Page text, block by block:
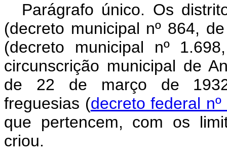
Parágrafo único. Os
(decreto municipal nº 864,
(decreto municipal nº
circunscrição municipal de
de 22 de março de
freguesias (decreto federal
que pertencem, com os
criou.